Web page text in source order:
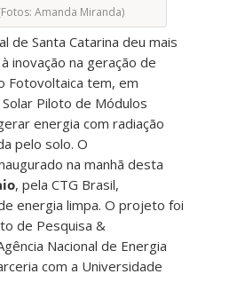
Amanda Miranda)
de Santa Catarina deu mais
inovação na geração de
Fotovoltaica tem, em
Piloto de Módulos
energia com radiação
pelo solo. O
na manhã desta
, pela CTG Brasil,
energia limpa. O projeto foi
de Pesquisa &
Nacional de Energia
com a Universidade